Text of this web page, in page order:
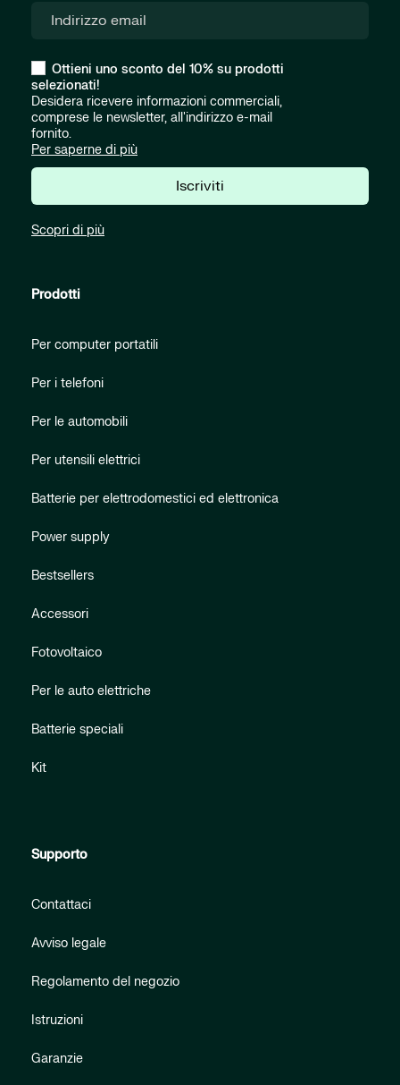
Ottieni uno sconto del 10% su prodotti
selezionati!
Desidera ricevere informazioni commerciali,
comprese le newsletter, all'indirizzo e-mail
fornito.
Per saperne di più
Iscriviti
Scopri di più
Prodotti
Per computer portatili
Per i telefoni
Per le automobili
Per utensili elettrici
Batterie per elettrodomestici ed elettronica
Power supply
Bestsellers
Accessori
Fotovoltaico
Per le auto elettriche
Batterie speciali
Kit
Supporto
Contattaci
Avviso legale
Regolamento del negozio
Istruzioni
Garanzie